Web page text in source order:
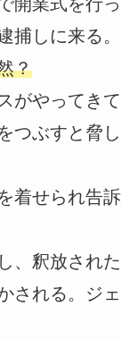
捕しに来る。
？
がやってきて
つぶすと脅
着せられ告
、釈放され
される。ジ